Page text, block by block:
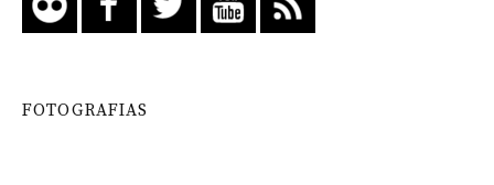
FOTOGRAFIAS